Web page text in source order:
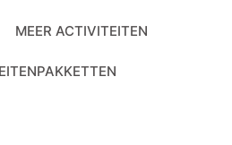
MEER ACTIVITEITEN